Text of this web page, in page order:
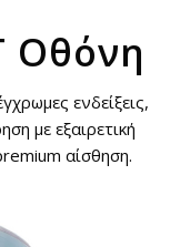
Οθόνη
ενδείξεις,
με εξαιρετική
αίσθηση.